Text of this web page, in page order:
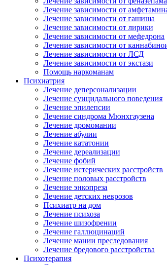
Лечение зависимости от
Лечение зависимости от гашиша
Лечение зависимости от лирики
Лечение зависимости от мефедрона
Лечение зависимости от
Лечение зависимости от ЛСД
Лечение зависимости от экстази
Помощь наркоманам
Психиатрия
Лечение деперсонализации
Лечение суицидального поведения
Лечение эпилепсии
Лечение синдрома Мюнхгаузена
Лечение дромомании
Лечение абулии
Лечение кататонии
Лечение дереализации
Лечение фобий
Лечение истерических расстройств
Лечение половых расстройств
Лечение энкопреза
Лечение детских неврозов
Психиатр на дом
Лечение психоза
Лечение шизофрении
Лечение галлюцинаций
Лечение мании преследования
Лечение бредового расстройства
Психотерапия